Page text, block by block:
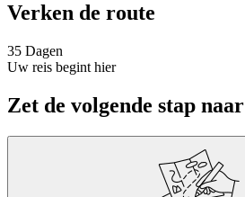
Verken de route
35 Dagen
Uw reis begint hier
Zet de volgende stap